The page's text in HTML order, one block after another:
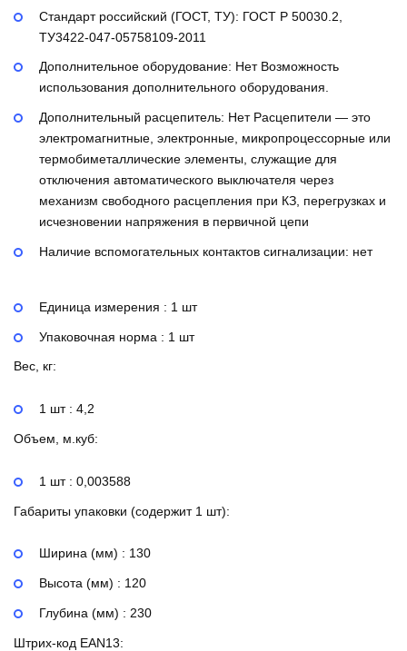
Стандарт российский (ГОСТ, ТУ): ГОСТ Р 50030.2,
ТУ3422-047-05758109-2011
Дополнительное оборудование: Нет Возможность
использования дополнительного оборудования.
Дополнительный расцепитель: Нет Расцепители — это
электромагнитные, электронные, микропроцессорные или
термобиметаллические элементы, служащие для
отключения автоматического выключателя через
механизм свободного расцепления при КЗ, перегрузках и
исчезновении напряжения в первичной цепи
Наличие вспомогательных контактов сигнализации: нет
Единица измерения : 1 шт
Упаковочная норма : 1 шт
Вес, кг:
1 шт : 4,2
Объем, м.куб:
1 шт : 0,003588
Габариты упаковки (содержит 1 шт):
Ширина (мм) : 130
Высота (мм) : 120
Глубина (мм) : 230
Штрих-код EAN13: